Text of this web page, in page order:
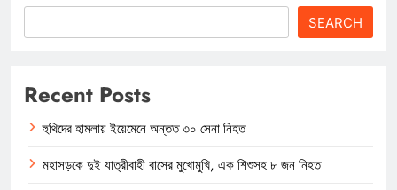
SEARCH
Recent Posts
হুথিদের হামলায় ইয়েমেনে অন্তত ৩০ সেনা নিহত
মহাসড়কে দুই যাত্রীবাহী বাসের মুখোমুখি, এক শিশুসহ ৮ জন নিহত